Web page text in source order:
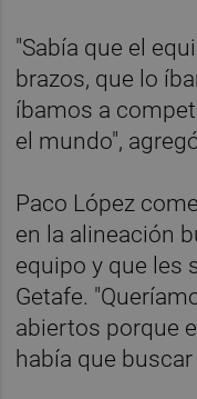
"Sabía que el
brazos, que lo
íbamos a
el mundo",
Paco López
en la alineación
equipo y que les
Getafe.
abiertos porque
había que